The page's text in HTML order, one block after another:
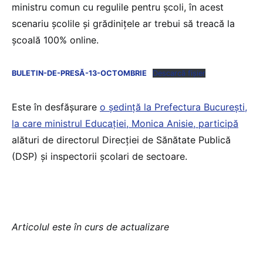
ministru comun cu regulile pentru școli, în acest
scenariu școlile și grădinițele ar trebui să treacă la
școală 100% online.
BULETIN-DE-PRESĂ-13-OCTOMBRIE Descarcă fișier
Este în desfășurare o ședință la Prefectura București,
la care ministrul Educației, Monica Anisie, participă
alături de directorul Direcției de Sănătate Publică
(DSP) și inspectorii școlari de sectoare.
Articolul este în curs de actualizare